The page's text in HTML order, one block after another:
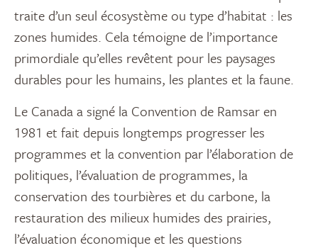
traite d’un seul écosystème ou type d’habitat : les
zones humides. Cela témoigne de l’importance
primordiale qu’elles revêtent pour les paysages
durables pour les humains, les plantes et la faune.
Le Canada a signé la Convention de Ramsar en
1981 et fait depuis longtemps progresser les
programmes et la convention par l’élaboration de
politiques, l’évaluation de programmes, la
conservation des tourbières et du carbone, la
restauration des milieux humides des prairies,
l’évaluation économique et les questions